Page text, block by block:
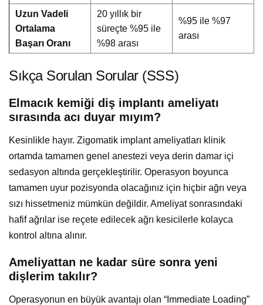
Uzun Vadeli
Ortalama
Başarı Oranı
20 yıllık bir
süreçte %95 ile
%98 arası
%95 ile %97
arası
Sıkça Sorulan Sorular (SSS)
Elmacık kemiği diş implantı ameliyatı
sırasında acı duyar mıyım?
Kesinlikle hayır. Zigomatik implant ameliyatları klinik
ortamda tamamen genel anestezi veya derin damar içi
sedasyon altında gerçekleştirilir. Operasyon boyunca
tamamen uyur pozisyonda olacağınız için hiçbir ağrı veya
sızı hissetmeniz mümkün değildir. Ameliyat sonrasındaki
hafif ağrılar ise reçete edilecek ağrı kesicilerle kolayca
kontrol altına alınır.
Ameliyattan ne kadar süre sonra yeni
dişlerim takılır?
Operasyonun en büyük avantajı olan “Immediate Loading”